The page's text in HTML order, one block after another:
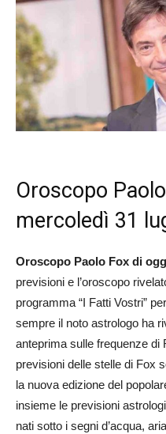
Oroscopo
mercoledì 31
Oroscopo Paolo Fox di
previsioni e l’oroscopo
programma “I Fatti Vostri”
sempre il noto astrologo ha
anteprima sulle frequenze di
previsioni delle stelle di Fox
la nuova edizione del
insieme le previsioni
nati sotto i segni d’acqua,